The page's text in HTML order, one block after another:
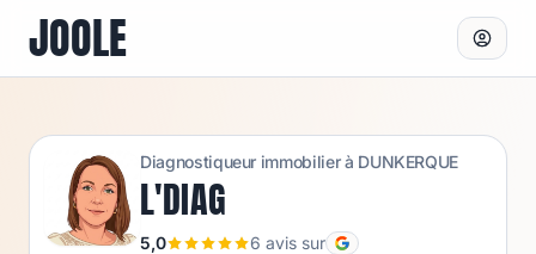
JOOLE
Diagnostiqueur immobilier à DUNKERQUE
L'DIAG
5,0 6 avis sur